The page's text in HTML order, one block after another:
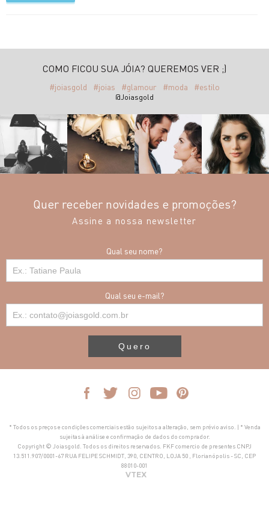
COMO FICOU SUA JÓIA? QUEREMOS VER ;)
#joiasgold #joias #glamour #moda #estilo
@Joiasgold
Quer receber novidades e promoções?
Assine a nossa newsletter
Qual seu nome?
Qual seu e-mail?
Quero
* Todos os preços e condições comerciais estão sujeitos a alteração, sem prévio aviso. | * Venda
sujeitas à análise e confirmação de dados do comprador.
Copyright © Joiasgold. Todos os direitos reservados. FKF comercio de presentes CNPJ
13.511.907/0001-67 RUA FELIPE SCHMIDT, 390, CENTRO, LOJA 50 , Florianópolis - SC, CEP
88010-001
VTEX